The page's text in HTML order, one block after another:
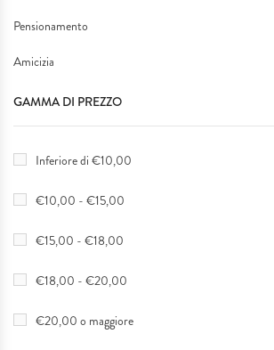
Pensionamento
Amicizia
GAMMA DI PREZZO
Inferiore di €10,00
€10,00 - €15,00
€15,00 - €18,00
€18,00 - €20,00
€20,00 o maggiore